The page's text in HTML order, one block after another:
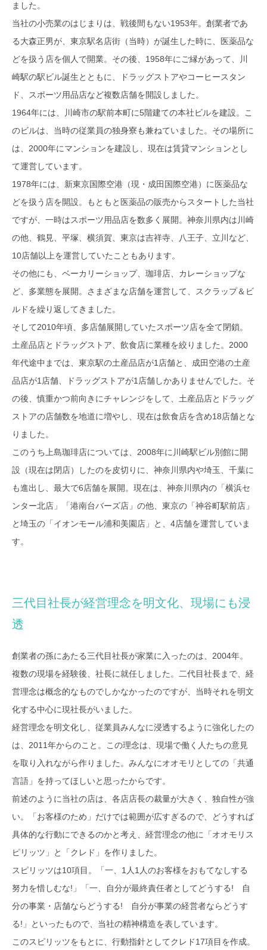
ました。
当社の小売業のはじまりは、戦後間もない1953年。創業者であ
る大森正男が、東京駅名店街（当時）が誕生した時に、医薬品な
どを扱う店を個人で開業。その後、1958年にご縁があって、川
崎駅の駅ビル誕生とともに、ドラッグストアやコーヒースタン
ド、スポーツ用品店など複数店舗を開設しました。
1964年には、川崎市の駅前本町に5階建ての本社ビルを建設。こ
のビルは、当時の従業員の独身寮も兼ねていました。その場所に
は、2000年にマンションを建設し、現在は賃貸マンションとし
て運営しています。
1978年には、新東京国際空港（現・成田国際空港）に医薬品な
どを扱う店を開設。もともと医薬品の販売からスタートした当社
ですが、一時はスポーツ用品店を数多く展開。神奈川県内は川崎
の他、鶴見、平塚、横須賀、東京は吉祥寺、八王子、立川など、
10店舗以上を運営していたこともあります。
その他にも、ベーカリーショップ、珈琲店、カレーショップな
ど、多業態を展開。さまざまな店舗を運営して、スクラップ＆ビ
ルドを繰り返してきました。
そして2010年頃、多店舗展開していたスポーツ店を全て閉鎖。
土産品店とドラッグストア、飲食店に業種を絞りました。2000
年代途中までは、東京駅の土産品店が1店舗と、成田空港の土産
品店が1店舗、ドラッグストアが1店舗しかありませんでした。そ
の後、慎重かつ前向きにチャレンジをして、土産品店とドラッグ
ストアの店舗数を地道に増やし、現在は飲食店を含め18店舗とな
りました。
このうち上島珈琲店については、2008年に川崎駅ビル別館に開
設（現在は閉店）したのを皮切りに、神奈川県内や埼玉、千葉に
も進出し、最大で6店舗を展開。現在は、神奈川県内の「横浜セ
ンター北店」「港南台バーズ店」の他、東京の「神谷町駅前店」
と埼玉の「イオンモール浦和美園店」と、4店舗を運営していま
す。
三代目社長が経営理念を明文化、現場にも浸
透
創業者の孫にあたる三代目社長が家業に入ったのは、2004年。
複数の現場を経験後、社長に就任しました。二代目社長まで、経
営理念は概念的なものでしかなかったのですが、当時それを明文
化する中心に現社長がいました。
経営理念を明文化し、従業員みんなに浸透するように強化したの
は、2011年からのこと。この理念は、現場で働く人たちの意見
を取り入れながら作りました。みんなにオオモリとしての「共通
言語」を持ってほしいと思ったからです。
前述のように当社の店は、各店店長の裁量が大きく、独自性が強
い。「お客様のため」だけでは範囲が広すぎるので、どうすれば
具体的な行動にできるのかと考え、経営理念の他に「オオモリス
ピリッツ」と「クレド」を作りました。
スピリッツは10項目。「一、1人1人のお客様をおもてなしする
努力を惜しむな!」「一、自分が最終責任者としてどうする! 自
分の事業・店舗ならどうする! 自分が事業の経営者ならどうす
る!」といったもので、当社の精神構造を表しています。
このスピリッツをもとに、行動指針としてクレド17項目を作成。